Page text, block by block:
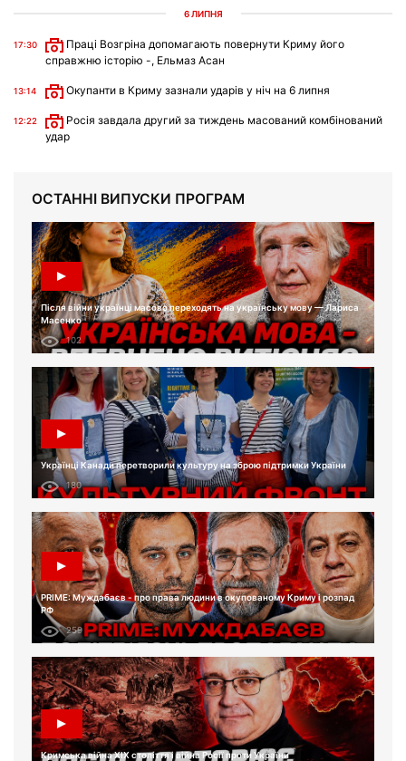
6 ЛИПНЯ
17:30
Праці Возгріна допомагають повернути Криму його
справжню історію -, Ельмаз Асан
13:14 Окупанти в Криму зазнали ударів у ніч на 6 липня
12:22
Росія завдала другий за тиждень масований комбінований
удар
ОСТАННІ ВИПУСКИ ПРОГРАМ
Після війни українці масово переходять на українську мову — Лариса
Масенко
102
Українці Канади перетворили культуру на зброю підтримки України
180
PRIME: Муждабаєв - про права людини в окупованому Криму і розпад
РФ
259
Кримська війна XIX століття і війна Росії проти України